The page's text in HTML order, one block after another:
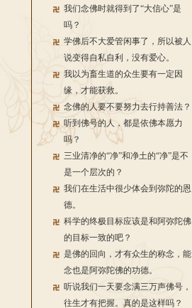
我们念佛时就得到了“大信心”是
吗？
学佛后不大爱管闲事了，所以被人
说变得自私自利，没有爱心。
我以为畜生道的众生要有一定因
缘，才能获救。
念佛的人要不要努力去行持善法？
听到佛号的人，都是依佛本愿力
吗？
三业清净的“净”和净土的“净”是不
是一个层次的？
我们在生活中很少体会到弥陀的恩
德。
科学的终极目标应该是和阿弥陀佛
的目标一致的吧？
是佛的回向，才有众生的称念，能
念也是阿弥陀佛的功德。
听说我们一天要念满三万声佛号，
往生才有把握。真的是这样吗？